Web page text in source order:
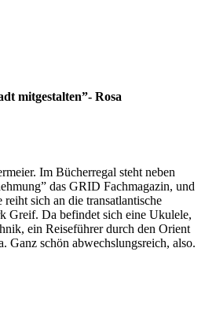
mitgestalten”- Rosa
Im Bücherregal steht neben
das GRID Fachmagazin, und
sich an die transatlantische
Greif. Da befindet sich eine Ukulele,
ein Reiseführer durch den Orient
Ganz schön abwechslungsreich, also.